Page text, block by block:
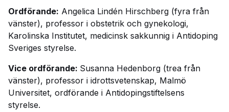
Ordförande: Angelica Lindén Hirschberg (fyra från
vänster), professor i obstetrik och gynekologi,
Karolinska Institutet, medicinsk sakkunnig i Antidoping
Sveriges styrelse.
Vice ordförande: Susanna Hedenborg (trea från
vänster), professor i idrottsvetenskap, Malmö
Universitet, ordförande i Antidopingstiftelsens
styrelse.